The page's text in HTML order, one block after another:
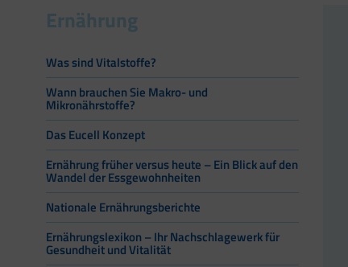
Ernährung
Was sind Vitalstoffe?
Wann brauchen Sie Makro- und
Mikronährstoffe?
Das Eucell Konzept
Ernährung früher versus heute – Ein Blick auf den
Wandel der Essgewohnheiten
Nationale Ernährungsberichte
Ernährungslexikon – Ihr Nachschlagewerk für
Gesundheit und Vitalität